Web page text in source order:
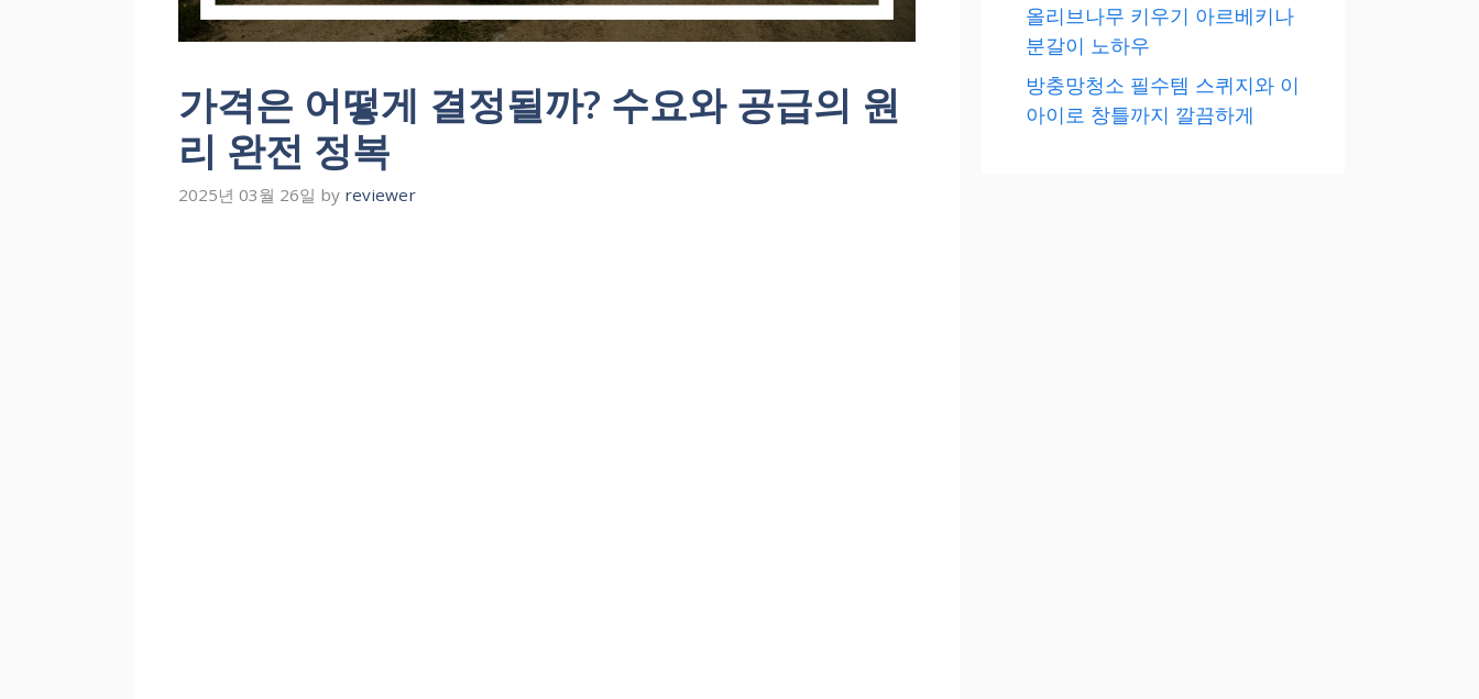
가격은 어떻게 결정될까? 수요와 공급의 원
리 완전 정복
2025년 03월 26일 by reviewer
올리브나무 키우기 아르베키나
분갈이 노하우
방충망청소 필수템 스퀴지와 이
아이로 창틀까지 깔끔하게